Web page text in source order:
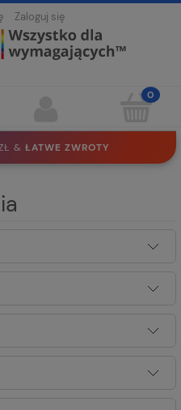
Zaloguj się
& ŁATWE ZWROTY